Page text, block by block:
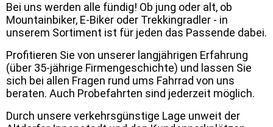
Bei uns werden alle fündig! Ob jung oder alt, ob
Mountainbiker, E-Biker oder Trekkingradler - in
unserem Sortiment ist für jeden das Passende dabei.
Profitieren Sie von unserer langjährigen Erfahrung
(über 35-jährige Firmengeschichte) und lassen Sie
sich bei allen Fragen rund ums Fahrrad von uns
beraten. Auch Probefahrten sind jederzeit möglich.
Durch unsere verkehrsgünstige Lage unweit der